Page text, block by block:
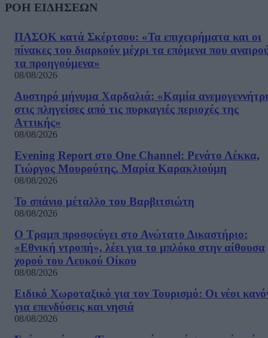
ΡΟΗ ΕΙΔΗΣΕΩΝ
ΠΑΣΟΚ κατά Σκέρτσου: «Τα επιχειρήματα και οι
πίνακες του διαρκούν μέχρι τα επόμενα που
τα προηγούμενα»
08/08/2026
Αυστηρό μήνυμα Χαρδαλιά: «Καμία
στις πληγείσες από τις πυρκαγιές περιοχές της
Αττικής»
08/08/2026
Evening Report στο One Channel: Ρενάτο Λέκκα,
Γιώργος Μουρούτης, Μαρία Καρακλιούμη
08/08/2026
Το σπάνιο μέταλλο του Βαρβιτσιώτη
08/08/2026
Ο Τραμπ προσφεύγει στο Ανώτατο Δικαστήριο:
«Εθνική ντροπή», λέει για το μπλόκο στην αίθουσα
χορού του Λευκού Οίκου
08/08/2026
Ειδικό Χωροταξικό για τον Τουρισμό: Οι νέοι
για επενδύσεις και νησιά
08/08/2026